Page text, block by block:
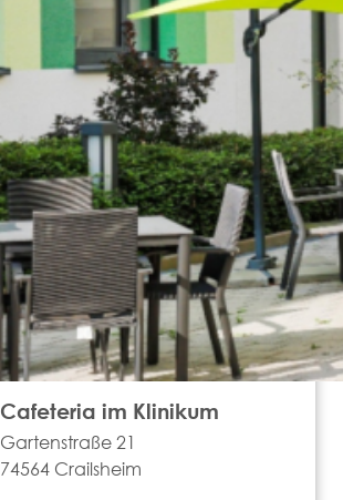
Cafeteria im Klinikum
Gartenstraße 21
74564 Crailsheim